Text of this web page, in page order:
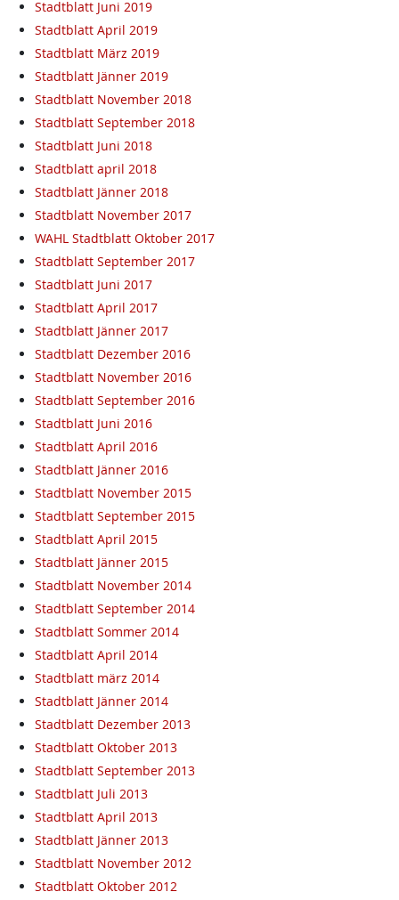
Stadtblatt Juni 2019
Stadtblatt April 2019
Stadtblatt März 2019
Stadtblatt Jänner 2019
Stadtblatt November 2018
Stadtblatt September 2018
Stadtblatt Juni 2018
Stadtblatt april 2018
Stadtblatt Jänner 2018
Stadtblatt November 2017
WAHL Stadtblatt Oktober 2017
Stadtblatt September 2017
Stadtblatt Juni 2017
Stadtblatt April 2017
Stadtblatt Jänner 2017
Stadtblatt Dezember 2016
Stadtblatt November 2016
Stadtblatt September 2016
Stadtblatt Juni 2016
Stadtblatt April 2016
Stadtblatt Jänner 2016
Stadtblatt November 2015
Stadtblatt September 2015
Stadtblatt April 2015
Stadtblatt Jänner 2015
Stadtblatt November 2014
Stadtblatt September 2014
Stadtblatt Sommer 2014
Stadtblatt April 2014
Stadtblatt märz 2014
Stadtblatt Jänner 2014
Stadtblatt Dezember 2013
Stadtblatt Oktober 2013
Stadtblatt September 2013
Stadtblatt Juli 2013
Stadtblatt April 2013
Stadtblatt Jänner 2013
Stadtblatt November 2012
Stadtblatt Oktober 2012